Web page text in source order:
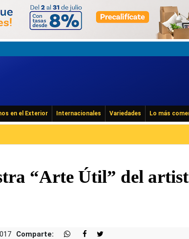
en el Exterior Internacionales Variedades Lo más
“Arte Útil” del
Comparte: